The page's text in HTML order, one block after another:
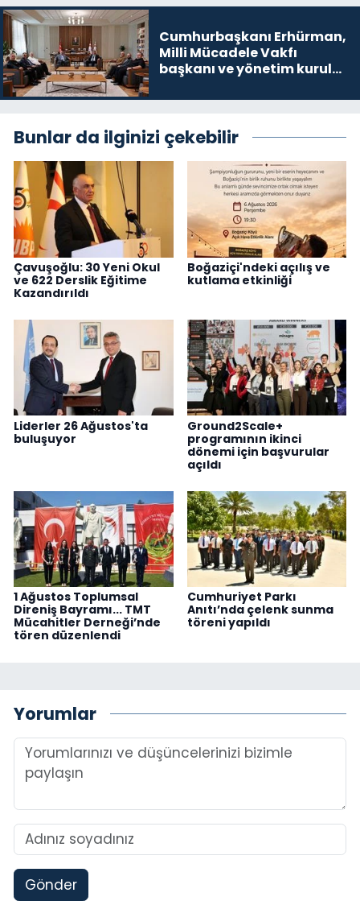
Cumhurbaşkanı Erhürman,
Milli Mücadele Vakfı
başkanı ve yönetim kurulu
Bunlar da ilginizi çekebilir
Çavuşoğlu: 30 Yeni Okul
ve 622 Derslik Eğitime
Kazandırıldı
Boğaziçi'ndeki açılış ve
kutlama etkinliği
Liderler 26 Ağustos'ta
buluşuyor
Ground2Scale+
programının ikinci
dönemi için başvurular
açıldı
1 Ağustos Toplumsal
Direniş Bayramı... TMT
Mücahitler Derneği’nde
tören düzenlendi
Cumhuriyet Parkı
Anıtı’nda çelenk sunma
töreni yapıldı
Yorumlar
Gönder